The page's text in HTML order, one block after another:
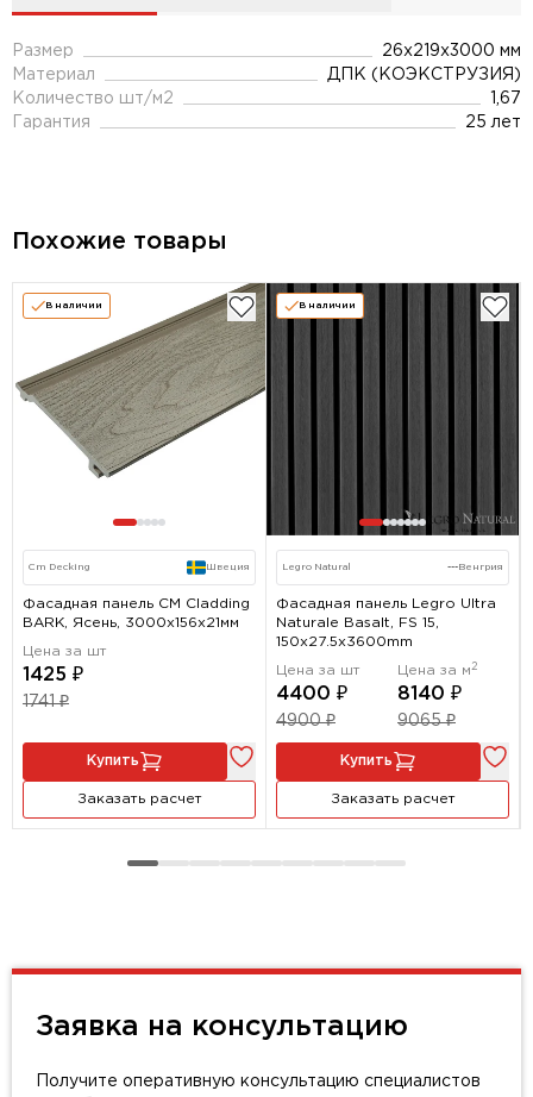
Размер
26x219x3000 мм
Материал
ДПК (КОЭКСТРУЗИЯ)
Количество шт/м2
1,67
Гарантия
25 лет
Похожие товары
В наличии
Cm Decking Швеция
Фасадная панель CM Cladding
BARK, Ясень, 3000х156х21мм
Цена за шт
1425 ₽
1741 ₽
Купить
Заказать расчет
В наличии
Legro Natural --- Венгрия
Фасадная панель Legro Ultra
Naturale Basalt, FS 15,
150х27.5х3600mm
Цена за шт
4400 ₽
4900 ₽
Цена за м 2
8140 ₽
9065 ₽
Купить
Заказать расчет
Заявка на консультацию
Получите оперативную консультацию специалистов